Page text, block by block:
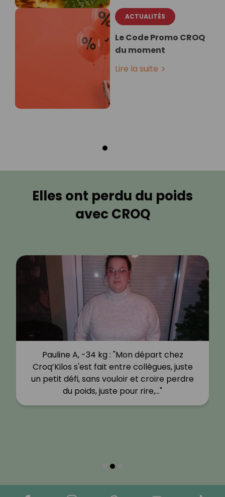
ACTUALITÉS
Le Code Promo CROQ
du moment
Lire la suite
Elles ont perdu du poids
avec CROQ
Pauline A, -34 kg : "Mon départ chez
Croq’Kilos s'est fait entre collègues, juste
un petit défi, sans vouloir et croire perdre
du poids, juste pour rire,…"